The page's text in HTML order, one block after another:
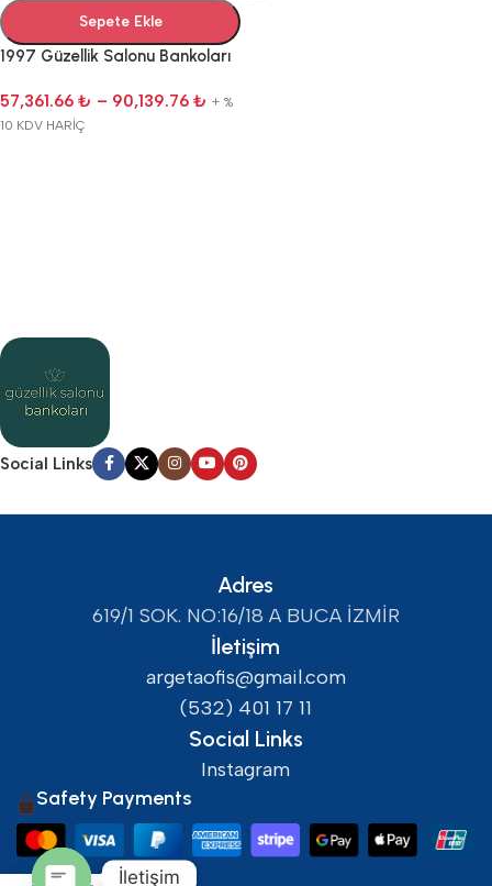
Sepete Ekle
1997 Güzellik Salonu Bankoları
57,361.66 ₺ – 90,139.76 ₺ + %
10 KDV HARİÇ
Social Links
Adres
619/1 SOK. NO:16/18 A BUCA İZMİR
İletişim
argetaofis@gmail.com
(532) 401 17 11
Social Links
Instagram
Safety Payments
İletişim